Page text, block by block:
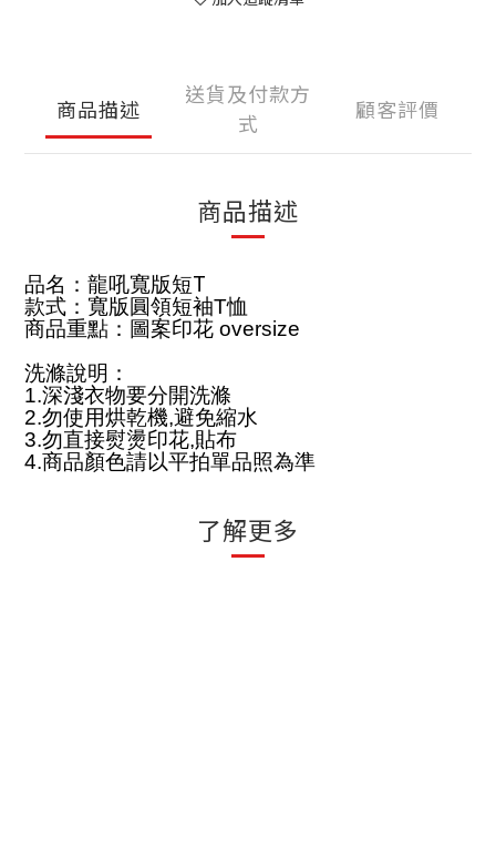
商品描述
送貨及付款方
式
顧客評價
商品描述
品名：龍吼寬版短T
款式：寬版圓領短袖T恤
商品重點：圖案印花 oversize
洗滌說明：
1.深淺衣物要分開洗滌
2.勿使用烘乾機,避免縮水
3.勿直接熨燙印花,貼布
4.商品顏色請以平拍單品照為準
了解更多